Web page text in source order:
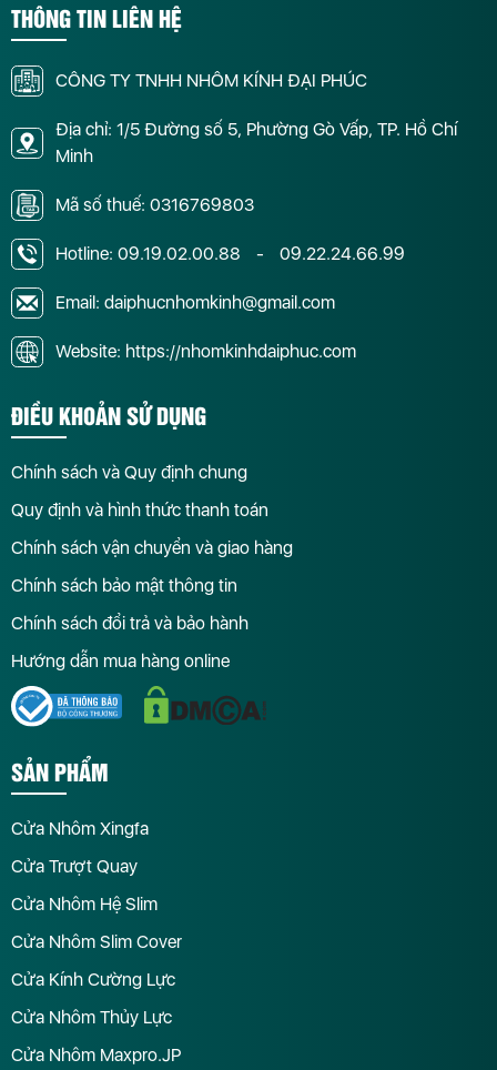
THÔNG TIN LIÊN HỆ
CÔNG TY TNHH NHÔM KÍNH ĐẠI PHÚC
Địa chỉ: 1/5 Đường số 5, Phường Gò Vấp, TP. Hồ Chí
Minh
Mã số thuế: 0316769803
Hotline: 09.19.02.00.88 - 09.22.24.66.99
Email: daiphucnhomkinh@gmail.com
Website: https://nhomkinhdaiphuc.com
ĐIỀU KHOẢN SỬ DỤNG
Chính sách và Quy định chung
Quy định và hình thức thanh toán
Chính sách vận chuyển và giao hàng
Chính sách bảo mật thông tin
Chính sách đổi trả và bảo hành
Hướng dẫn mua hàng online
SẢN PHẨM
Cửa Nhôm Xingfa
Cửa Trượt Quay
Cửa Nhôm Hệ Slim
Cửa Nhôm Slim Cover
Cửa Kính Cường Lực
Cửa Nhôm Thủy Lực
Cửa Nhôm Maxpro.JP